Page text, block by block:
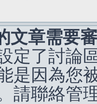
文章需要
定了討論
是因為您
請聯絡管